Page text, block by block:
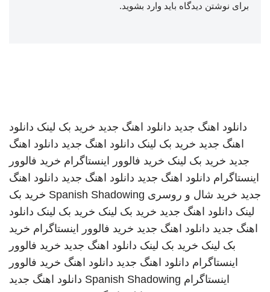
برای نوشتن دیدگاه باید وارد بشوید.
دانلود اهنگ جدید دانلود اهنگ جدید خرید بک لینک دانلود
اهنگ جدید خرید بک لینک دانلود اهنگ جدید دانلود اهنگ
جدید خرید بک لینک خرید فالوور اینستاگرام خرید فالوور
اینستاگرام دانلود اهنگ جدید دانلود اهنگ جدید دانلود اهنگ
جدید خرید شال و روسری Spanish Shadowing خرید بک
لینک دانلود اهنگ جدید خرید بک لینک خرید بک لینک دانلود
اهنگ جدید دانلود اهنگ جدید خرید فالوور اینستاگرام خرید
بک لینک خرید بک لینک دانلود اهنگ جدید خرید فالوور
اینستاگرام دانلود اهنگ جدید دانلود اهنگ خرید فالوور
اینستاگرام Spanish Shadowing دانلود اهنگ جدید